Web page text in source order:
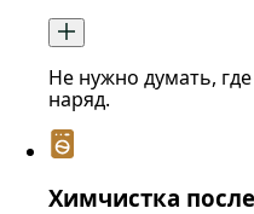
Не нужно думать,
наряд.
Химчистка